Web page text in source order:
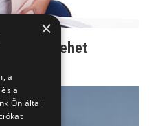
is lehet
×
a
a
Ön általi